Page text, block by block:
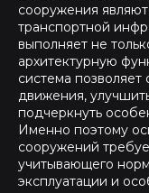
сооружения
транспортной
выполняет не
архитектурную
система позволяет
движения,
подчеркнуть
Именно поэтому
сооружений
учитывающего
эксплуатации и